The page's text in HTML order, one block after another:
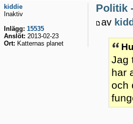
Politik
av
Jag
har
och
kiddie
Inaktiv
Inlägg: 15535
Anslöt: 2013-02-23
Ort: Katternas planet